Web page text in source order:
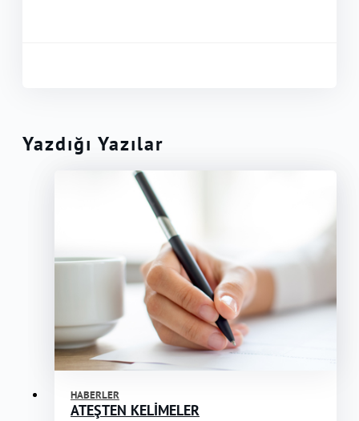
Yazdığı Yazılar
HABERLER
ATEŞTEN KELİMELER